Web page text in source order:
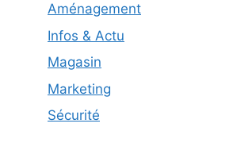
Aménagement
Infos & Actu
Magasin
Marketing
Sécurité